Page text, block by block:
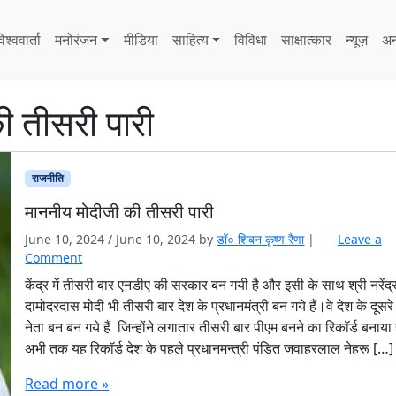
मनोरंजन मीडिया साहित्‍य विविधा साक्षात्‍कार न्यूज़
तीसरी पारी
राजनीति
माननीय मोदीजी की तीसरी पारी
June 10, 2024 / June 10, 2024 byडॉ० शिबन कृष्ण रैणा |
Leave a
Comment
केंद्र में तीसरी बार एनडीए की सरकार बन गयी है और इसी के साथ श्री
दामोदरदास मोदी भी तीसरी बार देश के प्रधानमंत्री बन गये हैं।वे देश के
नेता बन बन गये हैं जिन्होंने लगातार तीसरी बार पीएम बनने का रिकॉर्ड बनाया
अभी तक यह रिकॉर्ड देश के पहले प्रधानमन्त्री पंडित जवाहरलाल नेहरू […]
Read more »